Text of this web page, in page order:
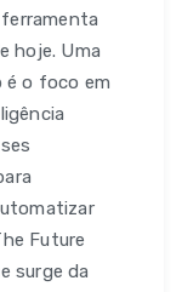
hoje. Uma
o foco em
Future
surge da